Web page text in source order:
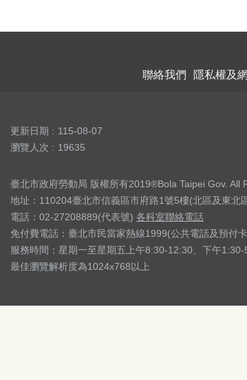
聯絡我們 隱私權及
更新日期
115-08-07
瀏覽人次
19635
臺北市政府勞動局 版權所有2019®Bola Taipei Gov. All
地址：110204臺北市信義區市府路1號5樓(北區及東北
電話：02-27208889(代表號) 各科室聯絡電話
免付費電話：臺北市民當家熱線1999(公共電話及預付
服務時間：星期一至星期五上午8:30-12:30、下午1:30-
最佳瀏覽解析度為1024x768以上